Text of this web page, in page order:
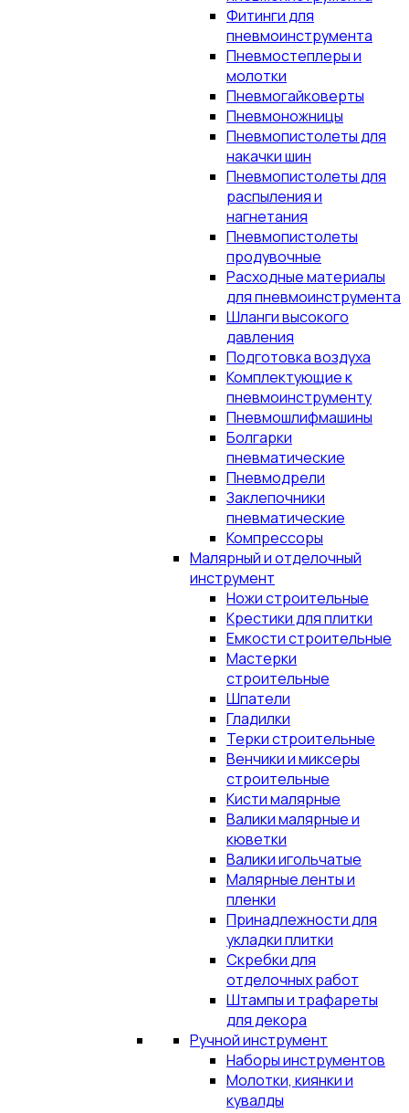
Фитинги для
пневмоинструмента
Пневмостеплеры и
молотки
Пневмогайковерты
Пневмоножницы
Пневмопистолеты для
накачки шин
Пневмопистолеты для
распыления и
нагнетания
Пневмопистолеты
продувочные
Расходные материалы
для пневмоинструмента
Шланги высокого
давления
Подготовка воздуха
Комплектующие к
пневмоинструменту
Пневмошлифмашины
Болгарки
пневматические
Пневмодрели
Заклепочники
пневматические
Компрессоры
Малярный и отделочный
инструмент
Ножи строительные
Крестики для плитки
Емкости строительные
Мастерки
строительные
Шпатели
Гладилки
Терки строительные
Венчики и миксеры
строительные
Кисти малярные
Валики малярные и
кюветки
Валики игольчатые
Малярные ленты и
пленки
Принадлежности для
укладки плитки
Скребки для
отделочных работ
Штампы и трафареты
для декора
Ручной инструмент
Наборы инструментов
Молотки, киянки и
кувалды